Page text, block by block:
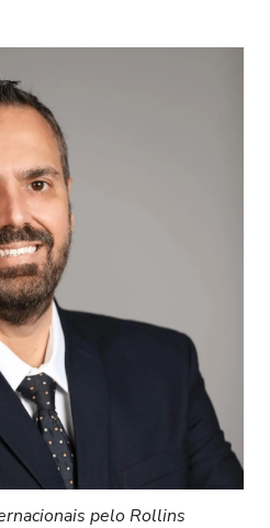
pelo Rollins